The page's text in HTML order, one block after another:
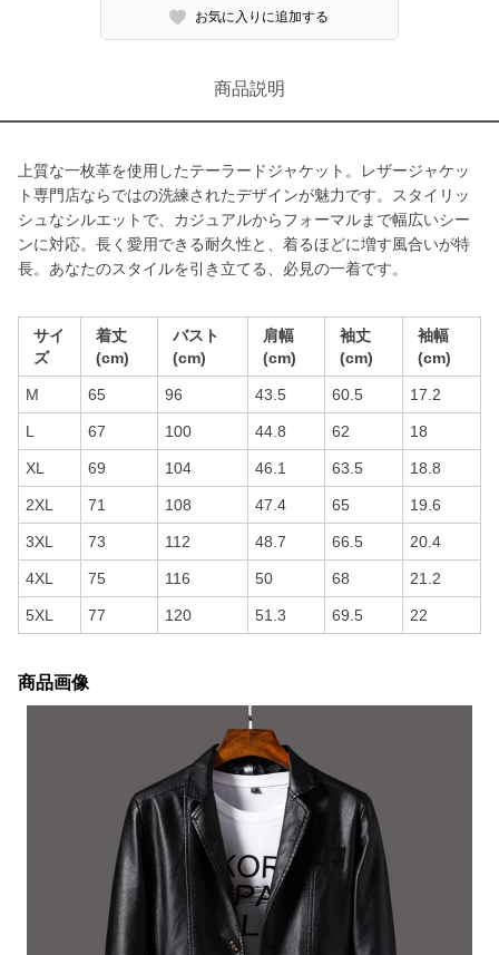
お気に入りに追加する
商品説明
上質な一枚革を使用したテーラードジャケット。レザージャケッ
ト専門店ならではの洗練されたデザインが魅力です。スタイリッ
シュなシルエットで、カジュアルからフォーマルまで幅広いシー
ンに対応。長く愛用できる耐久性と、着るほどに増す風合いが特
長。あなたのスタイルを引き立てる、必見の一着です。
サイ
ズ
着丈
(cm)
バスト
(cm)
肩幅
(cm)
袖丈
(cm)
袖幅
(cm)
M 65 96 43.5 60.5 17.2
L 67 100 44.8 62 18
XL 69 104 46.1 63.5 18.8
2XL 71 108 47.4 65 19.6
3XL 73 112 48.7 66.5 20.4
4XL 75 116 50 68 21.2
5XL 77 120 51.3 69.5 22
商品画像